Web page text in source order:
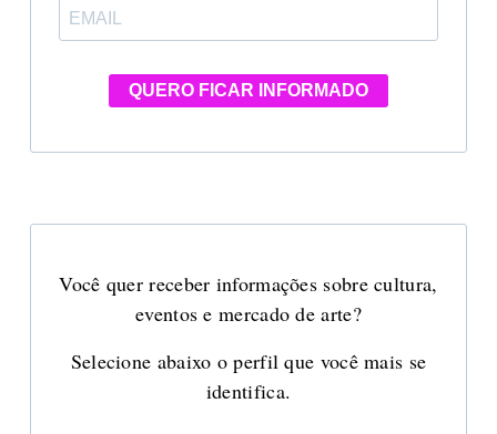
QUERO FICAR INFORMADO
Você quer receber informações sobre cultura,
eventos e mercado de arte?
Selecione abaixo o perfil que você mais se
identifica.